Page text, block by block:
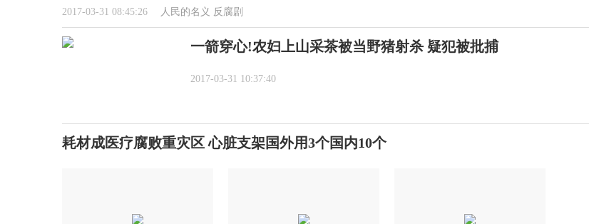
2017-03-31 08:45:26 人民的名义 反腐剧
一箭穿心!农妇上山采茶被当野猪射杀 疑犯被批捕
2017-03-31 10:37:40
耗材成医疗腐败重灾区 心脏支架国外用3个国内10个